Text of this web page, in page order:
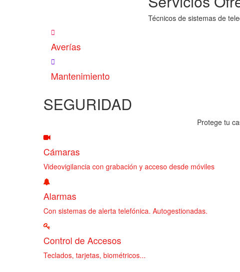
Técnicos de sistemas de
Averías
Mantenimiento
SEGURIDAD
Protege tu
Cámaras
Videovigilancia con grabación y acceso desde móviles
Alarmas
Con sistemas de alerta telefónica. Autogestionadas.
Control de Accesos
Teclados, tarjetas, biométricos...